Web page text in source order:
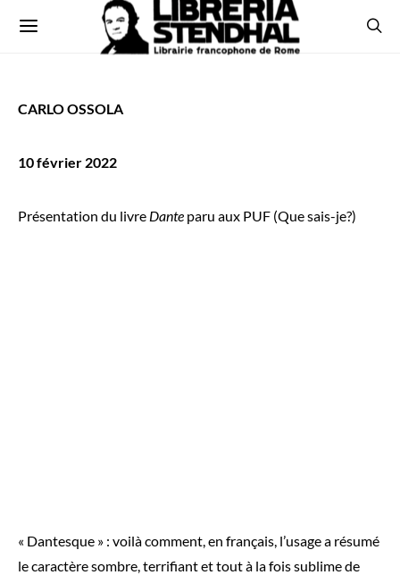
CARLO OSSOLA
10 février 2022
Présentation du livre Dante paru aux PUF (Que sais-je?)
« Dantesque » : voilà comment, en français, l’usage a résumé
le caractère sombre, terrifiant et tout à la fois sublime de